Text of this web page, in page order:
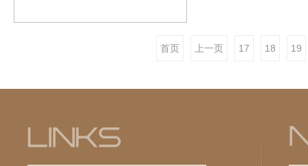
首页 上一页 17 18 19